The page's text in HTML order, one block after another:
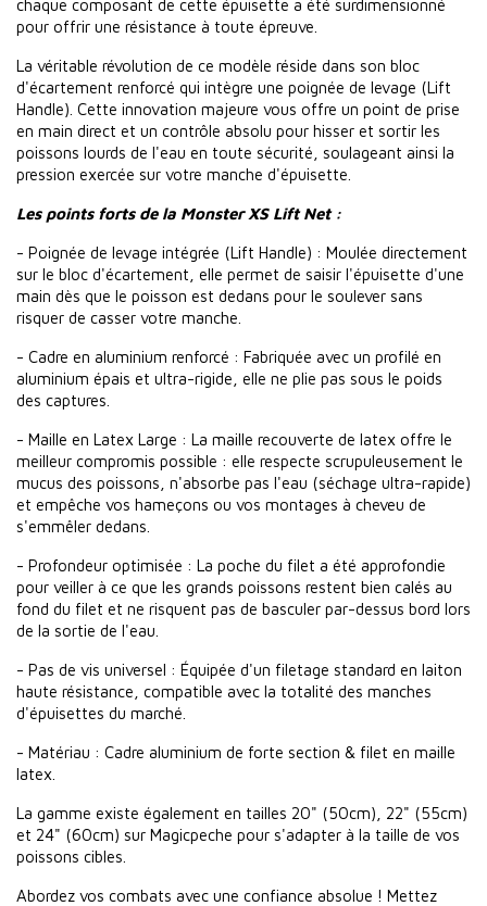
chaque composant de cette épuisette a été surdimensionné
pour offrir une résistance à toute épreuve.
La véritable révolution de ce modèle réside dans son bloc
d'écartement renforcé qui intègre une poignée de levage (Lift
Handle). Cette innovation majeure vous offre un point de prise
en main direct et un contrôle absolu pour hisser et sortir les
poissons lourds de l'eau en toute sécurité, soulageant ainsi la
pression exercée sur votre manche d'épuisette.
Les points forts de la Monster XS Lift Net :
- Poignée de levage intégrée (Lift Handle) : Moulée directement
sur le bloc d'écartement, elle permet de saisir l'épuisette d'une
main dès que le poisson est dedans pour le soulever sans
risquer de casser votre manche.
- Cadre en aluminium renforcé : Fabriquée avec un profilé en
aluminium épais et ultra-rigide, elle ne plie pas sous le poids
des captures.
- Maille en Latex Large : La maille recouverte de latex offre le
meilleur compromis possible : elle respecte scrupuleusement le
mucus des poissons, n'absorbe pas l'eau (séchage ultra-rapide)
et empêche vos hameçons ou vos montages à cheveu de
s'emmêler dedans.
- Profondeur optimisée : La poche du filet a été approfondie
pour veiller à ce que les grands poissons restent bien calés au
fond du filet et ne risquent pas de basculer par-dessus bord lors
de la sortie de l'eau.
- Pas de vis universel : Équipée d'un filetage standard en laiton
haute résistance, compatible avec la totalité des manches
d'épuisettes du marché.
- Matériau : Cadre aluminium de forte section & filet en maille
latex.
La gamme existe également en tailles 20" (50cm), 22" (55cm)
et 24" (60cm) sur Magicpeche pour s'adapter à la taille de vos
poissons cibles.
Abordez vos combats avec une confiance absolue ! Mettez